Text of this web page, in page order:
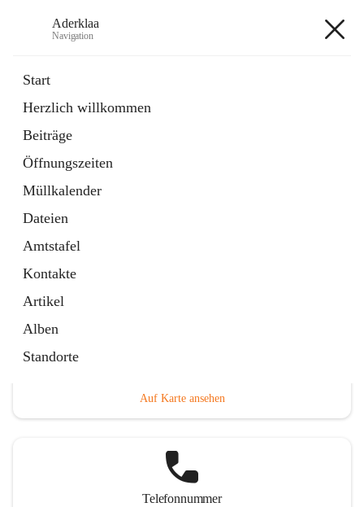
Aderklaa
Navigation
Start
Herzlich willkommen
Beiträge
Öffnungszeiten
Müllkalender
Dateien
Amtstafel
Kontakte
Artikel
Alben
Standorte
6 Schnellzugriffe
Gemeinde
3 Schnellzugriffe
Auf Karte ansehen
Telefonnummer